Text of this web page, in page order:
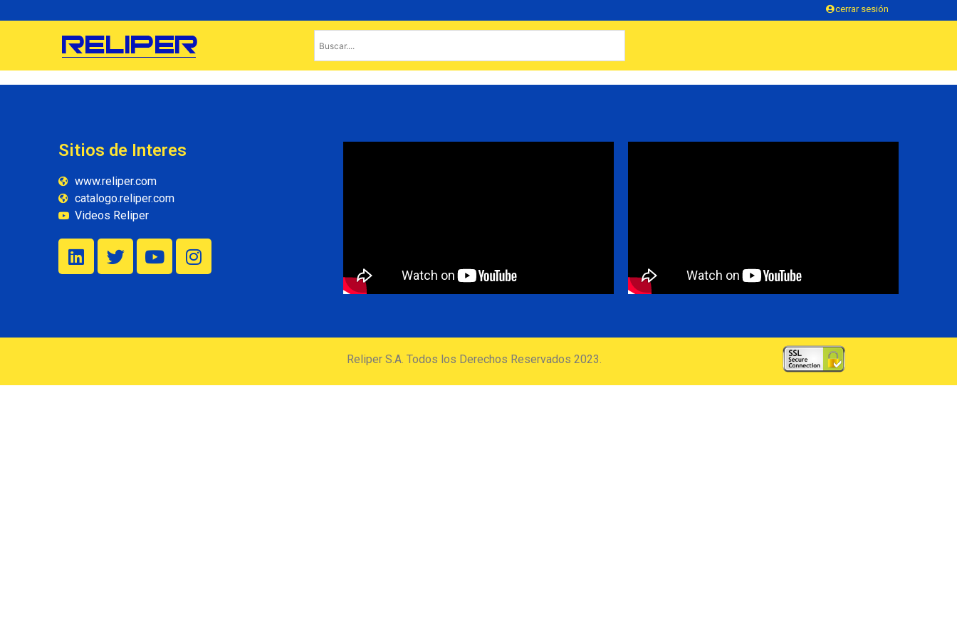
cerrar sesión
Sitios de Interes
www.reliper.com
catalogo.reliper.com
Videos Reliper
Reliper S.A. Todos los Derechos Reservados 2023.